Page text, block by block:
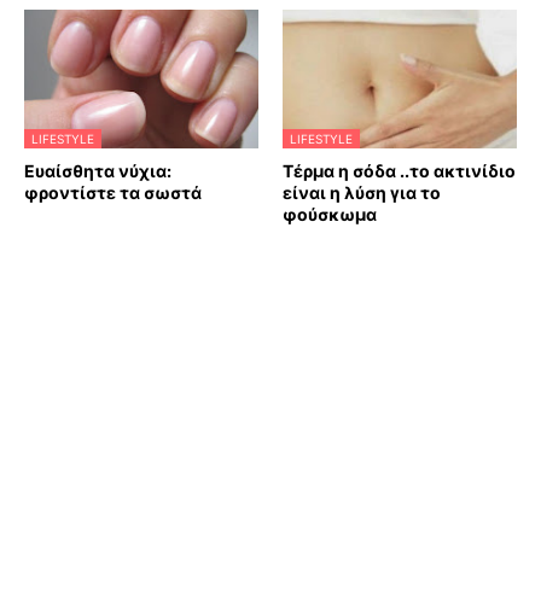
LIFESTYLE
Ευαίσθητα νύχια:
φροντίστε τα σωστά
LIFESTYLE
Τέρμα η σόδα ..το ακτινίδιο
είναι η λύση για το
φούσκωμα